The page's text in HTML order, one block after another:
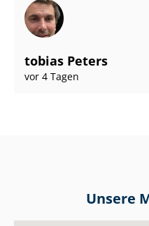
tobias Peters
vor 4 Tagen
Unsere